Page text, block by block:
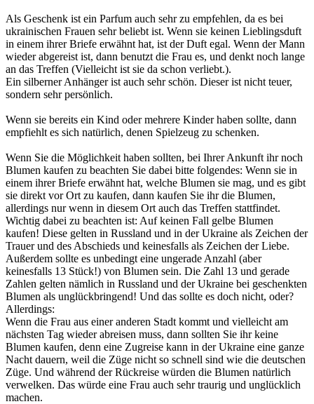
Als Geschenk ist ein Parfum auch sehr zu empfehlen, da es bei
ukrainischen Frauen sehr beliebt ist. Wenn sie keinen Lieblingsduft
in einem ihrer Briefe erwähnt hat, ist der Duft egal. Wenn der Mann
wieder abgereist ist, dann benutzt die Frau es, und denkt noch lange
an das Treffen (Vielleicht ist sie da schon verliebt.).
Ein silberner Anhänger ist auch sehr schön. Dieser ist nicht teuer,
sondern sehr persönlich.
Wenn sie bereits ein Kind oder mehrere Kinder haben sollte, dann
empfiehlt es sich natürlich, denen Spielzeug zu schenken.
Wenn Sie die Möglichkeit haben sollten, bei Ihrer Ankunft ihr noch
Blumen kaufen zu beachten Sie dabei bitte folgendes: Wenn sie in
einem ihrer Briefe erwähnt hat, welche Blumen sie mag, und es gibt
sie direkt vor Ort zu kaufen, dann kaufen Sie ihr die Blumen,
allerdings nur wenn in diesem Ort auch das Treffen stattfindet.
Wichtig dabei zu beachten ist: Auf keinen Fall gelbe Blumen
kaufen! Diese gelten in Russland und in der Ukraine als Zeichen der
Trauer und des Abschieds und keinesfalls als Zeichen der Liebe.
Außerdem sollte es unbedingt eine ungerade Anzahl (aber
keinesfalls 13 Stück!) von Blumen sein. Die Zahl 13 und gerade
Zahlen gelten nämlich in Russland und der Ukraine bei geschenkten
Blumen als unglückbringend! Und das sollte es doch nicht, oder?
Allerdings:
Wenn die Frau aus einer anderen Stadt kommt und vielleicht am
nächsten Tag wieder abreisen muss, dann sollten Sie ihr keine
Blumen kaufen, denn eine Zugreise kann in der Ukraine eine ganze
Nacht dauern, weil die Züge nicht so schnell sind wie die deutschen
Züge. Und während der Rückreise würden die Blumen natürlich
verwelken. Das würde eine Frau auch sehr traurig und unglücklich
machen.